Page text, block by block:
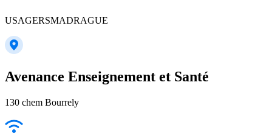
USAGERSMADRAGUE
Avenance Enseignement et Santé
130 chem Bourrely